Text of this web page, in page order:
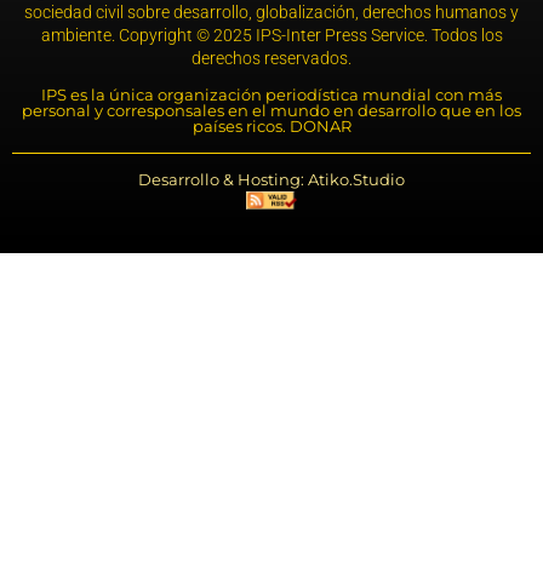
sociedad civil sobre desarrollo, globalización, derechos humanos y
ambiente. Copyright © 2025 IPS-Inter Press Service. Todos los
derechos reservados.
IPS es la única organización periodística mundial con más
personal y corresponsales en el mundo en desarrollo que en los
países ricos. DONAR
Desarrollo & Hosting: Atiko.Studio